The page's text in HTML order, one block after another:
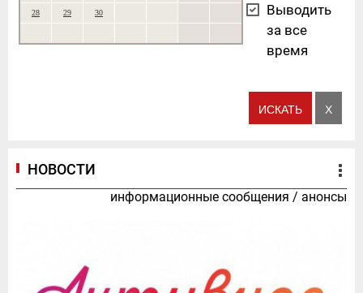
28 29 30
Выводить
за все
время
НОВОСТИ
информационные сообщения / анонсы